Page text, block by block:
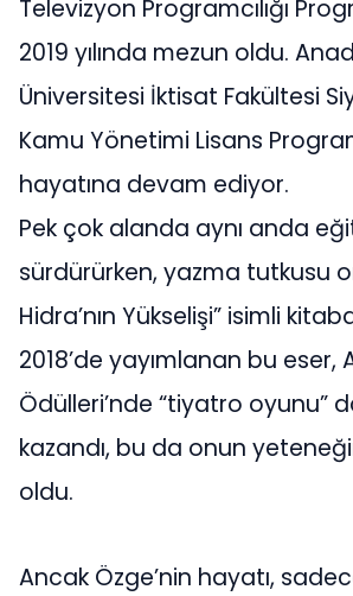
Televizyon Programcılığı
2019 yılında mezun oldu.
Üniversitesi İktisat Fakültesi
Kamu Yönetimi Lisans
hayatına devam ediyor.
Pek çok alanda aynı anda
sürdürürken, yazma tutkusu
Hidra’nın Yükselişi” isimli
2018’de yayımlanan bu eser,
Ödülleri’nde “tiyatro oyunu”
kazandı, bu da onun
oldu.
Ancak Özge’nin hayatı,